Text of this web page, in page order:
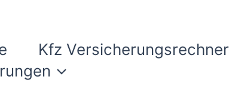
Kfz Versicherungsrechner